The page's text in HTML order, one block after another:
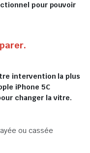
pour pouvoir
intervention la plus
iPhone 5C
changer la vitre.
ou cassée